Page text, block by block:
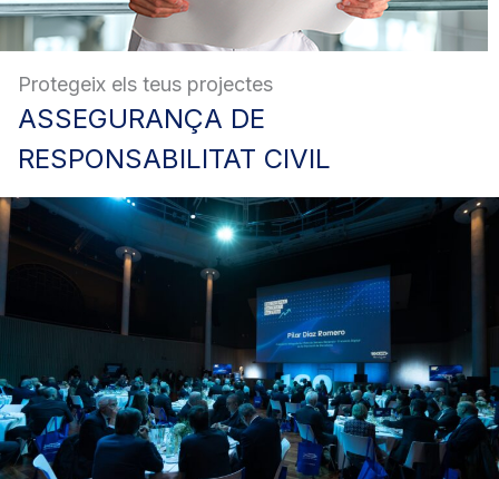
Protegeix els teus projectes
ASSEGURANÇA DE
RESPONSABILITAT CIVIL